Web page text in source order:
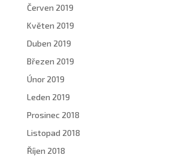
Červen 2019
Květen 2019
Duben 2019
Březen 2019
Únor 2019
Leden 2019
Prosinec 2018
Listopad 2018
Říjen 2018